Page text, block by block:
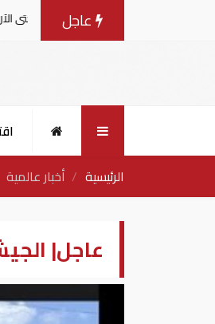
عاجل
الرئيسية
أخبار عالمية
عاجل|